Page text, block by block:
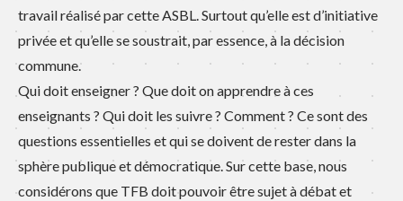
travail réalisé par cette ASBL. Surtout qu’elle est d’initiative
privée et qu’elle se soustrait, par essence, à la décision
commune.
Qui doit enseigner ? Que doit on apprendre à ces
enseignants ? Qui doit les suivre ? Comment ? Ce sont des
questions essentielles et qui se doivent de rester dans la
sphère publique et démocratique. Sur cette base, nous
considérons que TFB doit pouvoir être sujet à débat et